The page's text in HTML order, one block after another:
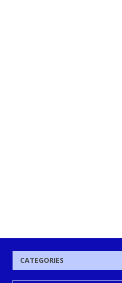
CATEGORIES